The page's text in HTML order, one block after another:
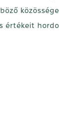
értékeit